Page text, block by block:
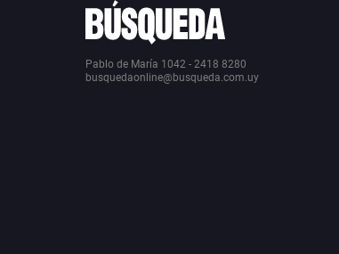
Pablo de María 1042 - 2418 8280
busquedaonline@busqueda.com.uy